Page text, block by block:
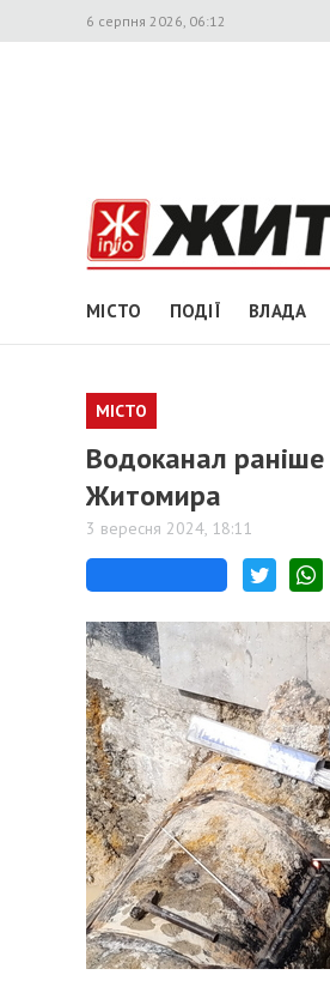
6 серпня 2026, 06:12
МІСТО ПОДІЇ ВЛАДА
МІСТО
Водоканал
Житомира
3 вересня 2024, 18:11